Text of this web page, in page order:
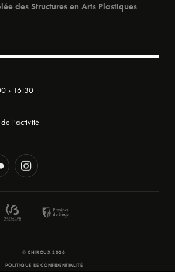
des Structures en Arts Plastiques
› 16:30
l'activité
© CHIROUX 2026
POLITIQUE DE CONFIDENTIALITÉ